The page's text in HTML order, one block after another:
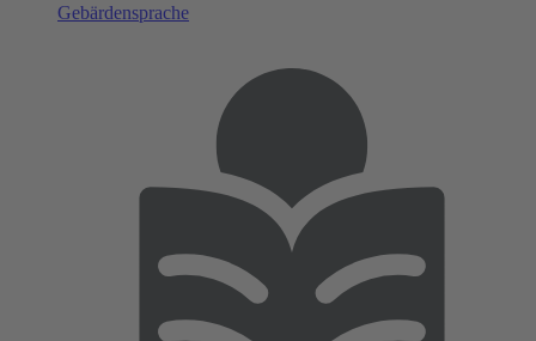
Gebärdensprache